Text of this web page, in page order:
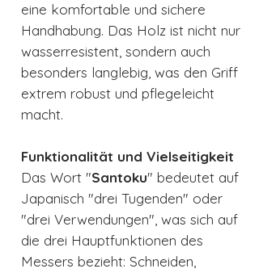
eine komfortable und sichere
Handhabung. Das Holz ist nicht nur
wasserresistent, sondern auch
besonders langlebig, was den Griff
extrem robust und pflegeleicht
macht.
Funktionalität und Vielseitigkeit
Das Wort "Santoku" bedeutet auf
Japanisch "drei Tugenden" oder
"drei Verwendungen", was sich auf
die drei Hauptfunktionen des
Messers bezieht: Schneiden,